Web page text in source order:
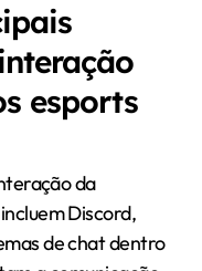
esports
da
Discord,
de chat dentro